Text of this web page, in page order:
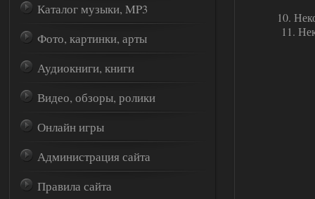
10.
11.
Каталог музыки, MP3
Фото, картинки, арты
Аудиокниги, книги
Видео, обзоры, ролики
Онлайн игры
Администрация сайта
Правила сайта